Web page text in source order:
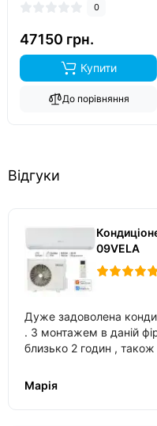
0
47150 грн.
Купити
До порівняння
Відгуки
09VELA
Дуже задоволена
. З монтажем в даній фірмі , встановлення зайняло
близько 2 годин , також допомогли налаштувати
Марія